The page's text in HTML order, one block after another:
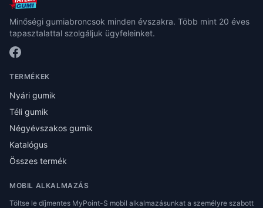
Minőségi gumiabroncsok minden évszakra. Több mint 20 éves
tapasztalattal szolgáljuk ügyfeleinket.
TERMÉKEK
Nyári gumik
Téli gumik
Négyévszakos gumik
Katalógus
Összes termék
MOBIL ALKALMAZÁS
Töltse le díjmentes MyPoint-S mobil alkalmazásunkat a személyre szabott